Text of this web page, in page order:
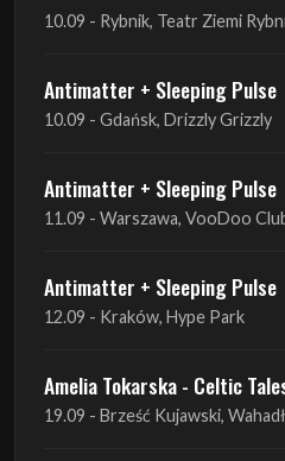
Antimatter + Sleeping Pulse
11.09 - Warszawa, VooDoo Club
Antimatter + Sleeping Pulse
12.09 - Kraków, Hype Park
Amelia Tokarska - Celtic
19.09 - Brześć Kujawski,
Liquid Shadows
19.09 - Kościan, Kościańskim